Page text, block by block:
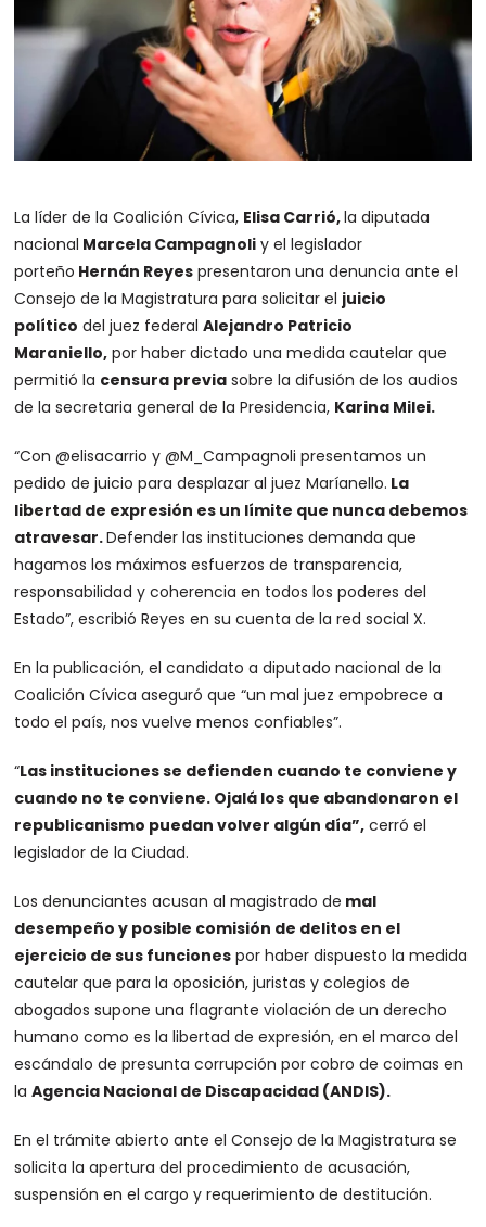
La líder de la Coalición Cívica, Elisa Carrió,la diputada
nacional Marcela Campagnoli y el legislador
porteño Hernán Reyes presentaron una denuncia ante el
Consejo de la Magistratura para solicitar el juicio
político del juez federalAlejandro Patricio
Maraniello, por haber dictado una medida cautelar que
permitió la censura previa sobre la difusión de los audios
de la secretaria general de la Presidencia, Karina Milei.
“Con @elisacarrio y @M_Campagnoli presentamos un
pedido de juicio para desplazar al juez Maríanello. La
libertad de expresión es un límite que nunca debemos
atravesar.Defender las instituciones demanda que
hagamos los máximos esfuerzos de transparencia,
responsabilidad y coherencia en todos los poderes del
Estado”, escribió Reyes en su cuenta de la red social X.
En la publicación, el candidato a diputado nacional de la
Coalición Cívica aseguró que “un mal juez empobrece a
todo el país, nos vuelve menos confiables”.
“Las instituciones se defienden cuando te conviene y
cuando no te conviene. Ojalá los que abandonaron el
republicanismo puedan volver algún día”, cerró el
legislador de la Ciudad.
Los denunciantes acusan al magistrado de mal
desempeño y posible comisión de delitos en el
ejercicio de sus funciones por haber dispuesto la medida
cautelar que para la oposición, juristas y colegios de
abogados supone una flagrante violación de un derecho
humano como es la libertad de expresión, en el marco del
escándalo de presunta corrupción por cobro de coimas en
laAgencia Nacional de Discapacidad (ANDIS).
En el trámite abierto ante el Consejo de la Magistratura se
solicita la apertura del procedimiento de acusación,
suspensión en el cargo y requerimiento de destitución.